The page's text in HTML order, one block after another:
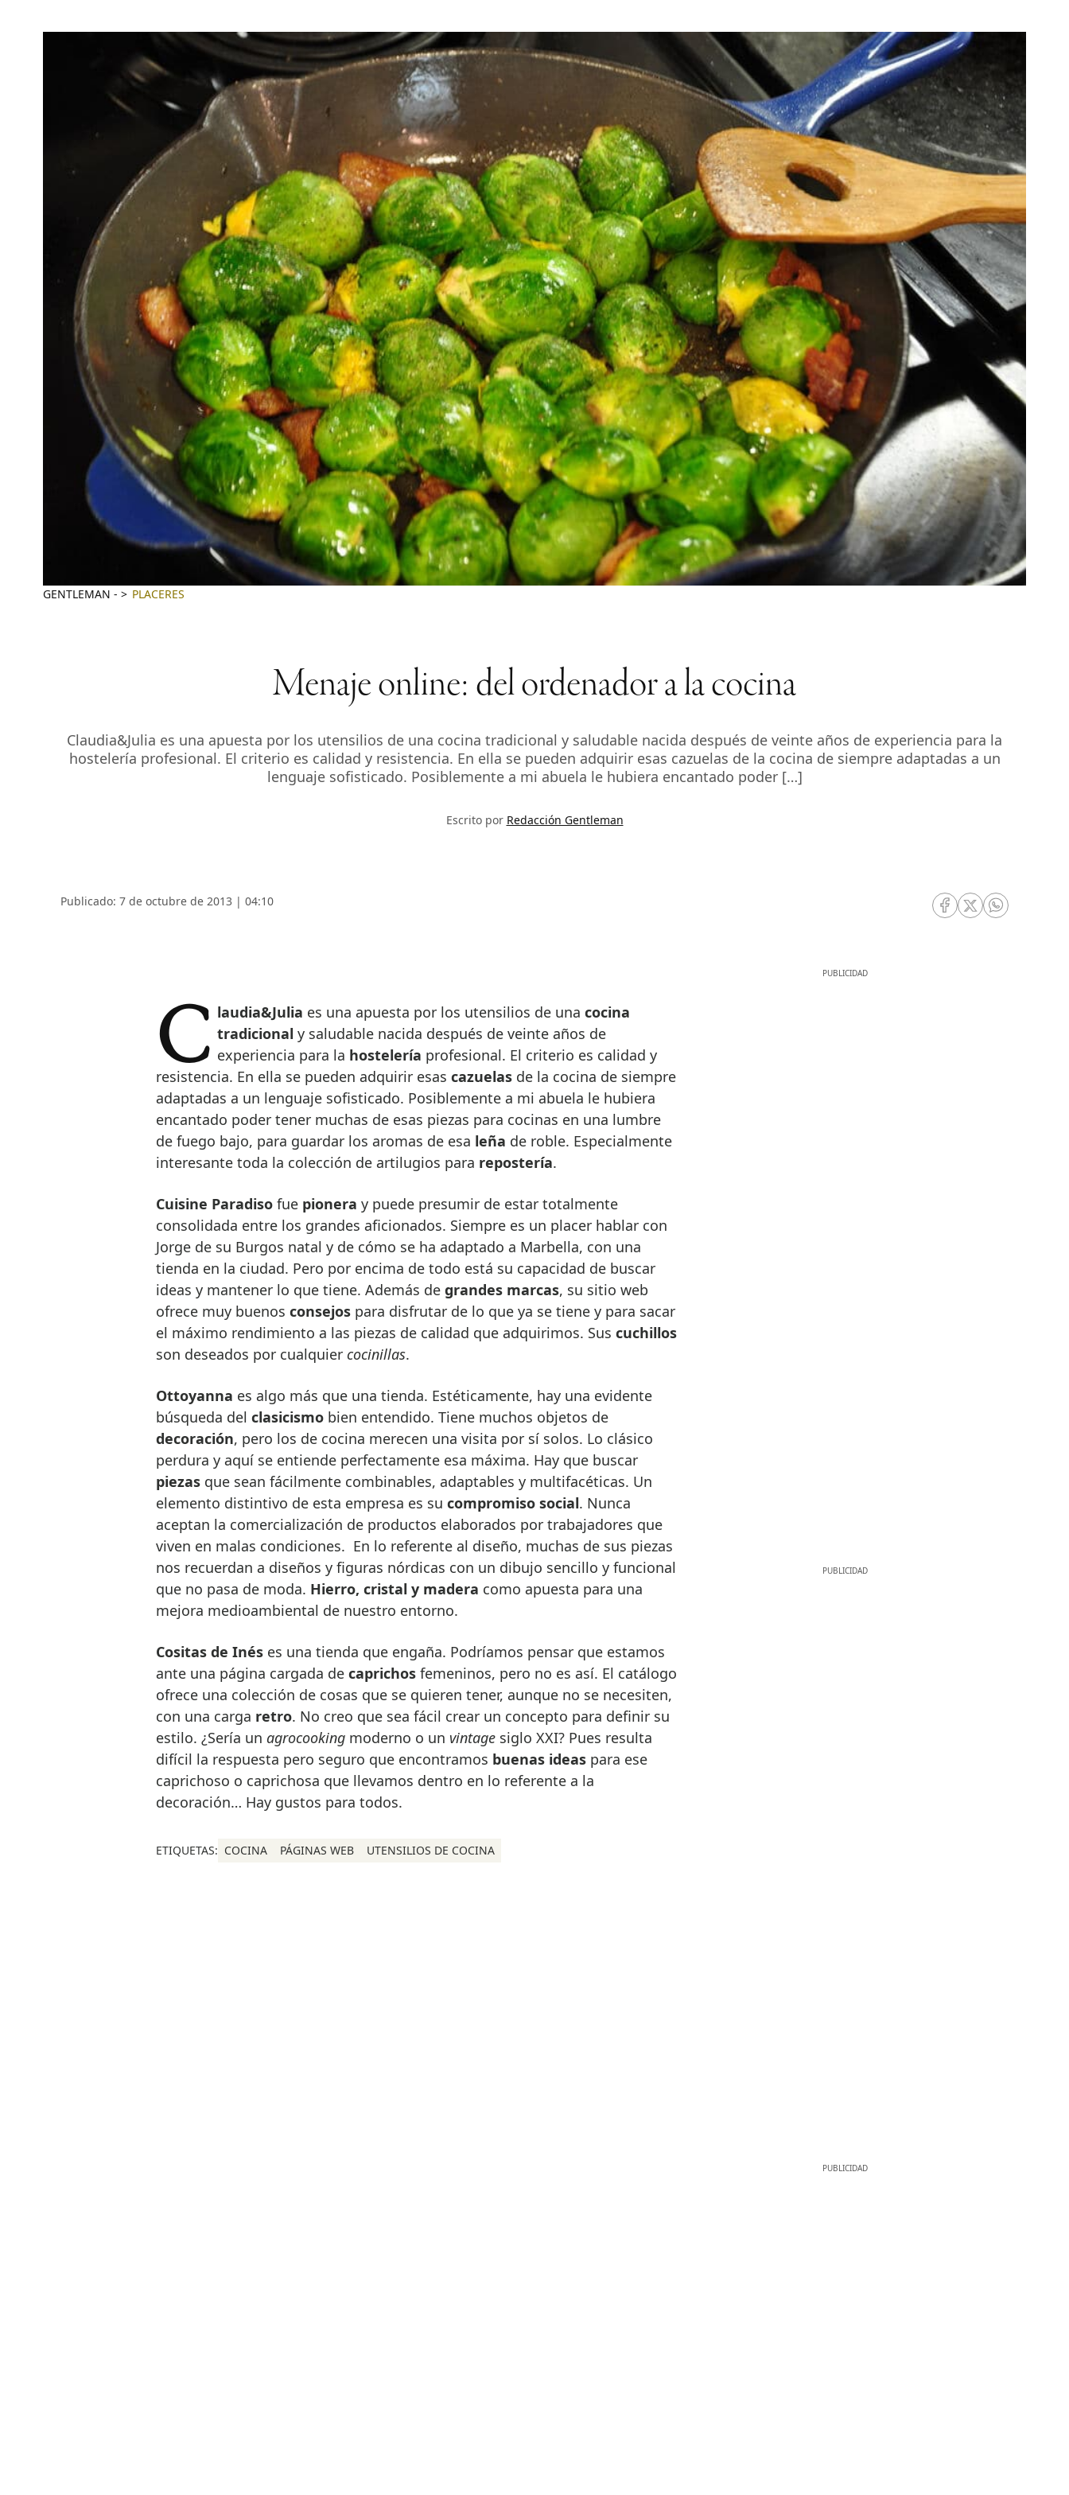
GENTLEMAN - PLACERES
Menaje online: del ordenador a la cocina
Claudia&Julia es una apuesta por los utensilios de una cocina tradicional y saludable nacida después de veinte años de experiencia para la
hostelería profesional. El criterio es calidad y resistencia. En ella se pueden adquirir esas cazuelas de la cocina de siempre adaptadas a un
lenguaje sofisticado. Posiblemente a mi abuela le hubiera encantado poder […]
Escrito por Redacción Gentleman
Publicado: 7 de octubre de 2013 | 04:10
RRSS Facebook
RRSS Twitter
RRSS
Claudia&Julia es una apuesta por los utensilios de una cocina
tradicional y saludable nacida después de veinte años de
experiencia para la hostelería profesional. El criterio es calidad y
resistencia. En ella se pueden adquirir esas cazuelasde la cocina de siempre
adaptadas a un lenguaje sofisticado. Posiblemente a mi abuela le hubiera
encantado poder tener muchas de esas piezas para cocinas en una lumbre
de fuego bajo, para guardar los aromas de esa leña de roble. Especialmente
interesante toda la colección de artilugios para repostería.
Cuisine Paradisofue pionera y puede presumir de estar totalmente
consolidada entre los grandes aficionados. Siempre es un placer hablar con
Jorge de su Burgos natal y de cómo se ha adaptado a Marbella, con una
tienda en la ciudad. Pero por encima de todo está su capacidad de buscar
ideas y mantener lo que tiene. Además de grandes marcas, su sitio web
ofrece muy buenos consejospara disfrutar de lo que ya se tiene y para sacar
el máximo rendimiento a las piezas de calidad que adquirimos. Sus cuchillos
son deseados por cualquier cocinillas.
Ottoyanna es algo más que una tienda. Estéticamente, hay una evidente
búsqueda del clasicismobien entendido. Tiene muchos objetos de
decoración, pero los de cocina merecen una visita por sí solos. Lo clásico
perdura y aquí se entiende perfectamente esa máxima. Hay que buscar
piezasque sean fácilmente combinables, adaptables y multifacéticas. Un
elemento distintivo de esta empresa es su compromiso social. Nunca
aceptan la comercialización de productos elaborados por trabajadores que
viven en malas condiciones. En lo referente al diseño, muchas de sus piezas
nos recuerdan a diseños y figuras nórdicas con un dibujo sencillo y funcional
que no pasa de moda. Hierro, cristal y madera como apuesta para una
mejora medioambiental de nuestro entorno.
Cositas de Inéses una tienda que engaña. Podríamos pensar que estamos
ante una página cargada de caprichosfemeninos, pero no es así. El catálogo
ofrece una colección de cosas que se quieren tener, aunque no se necesiten,
con una carga retro. No creo que sea fácil crear un concepto para definir su
estilo. ¿Sería un agrocookingmoderno o un vintagesiglo XXI? Pues resulta
difícil la respuesta pero seguro que encontramos buenas ideaspara ese
caprichoso o caprichosa que llevamos dentro en lo referente a la
decoración… Hay gustos para todos.
ETIQUETAS: COCINA PÁGINAS WEB UTENSILIOS DE COCINA